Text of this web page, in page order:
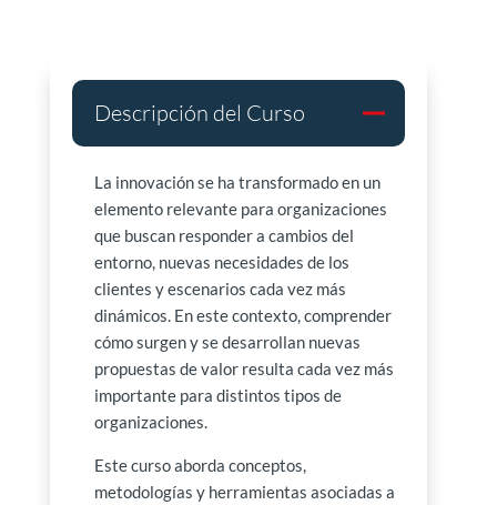
Descripción del Curso
La innovación se ha transformado en un
elemento relevante para organizaciones
que buscan responder a cambios del
entorno, nuevas necesidades de los
clientes y escenarios cada vez más
dinámicos. En este contexto, comprender
cómo surgen y se desarrollan nuevas
propuestas de valor resulta cada vez más
importante para distintos tipos de
organizaciones.
Este curso aborda conceptos,
metodologías y herramientas asociadas a